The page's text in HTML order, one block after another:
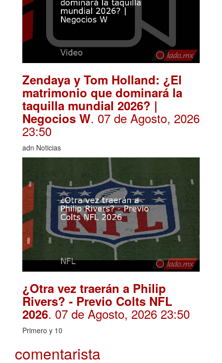
Zendaya y Tom Holland: ¿El
matrimonio que dominará la
taquilla mundial 2026? |
Negocios W. 07 de Agosto, 2026
23:50
adn Noticias
¿Otra vez traerán a Philip
Rivers? - Previo Colts NFL
2026. 07 de Agosto, 2026 23:50
Primero y 10
comentarista